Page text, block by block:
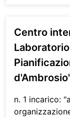
Centro
n. 1 incarico: